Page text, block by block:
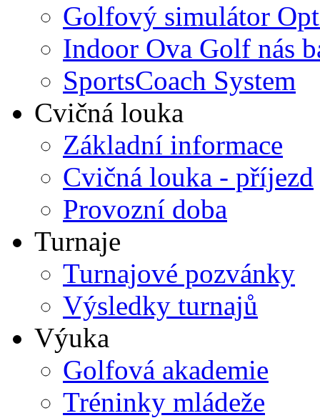
Golfový simulátor
Indoor Ova Golf nás
SportsCoach System
Cvičná louka
Základní informace
Cvičná louka - příjezd
Provozní doba
Turnaje
Turnajové pozvánky
Výsledky turnajů
Výuka
Golfová akademie
Tréninky mládeže